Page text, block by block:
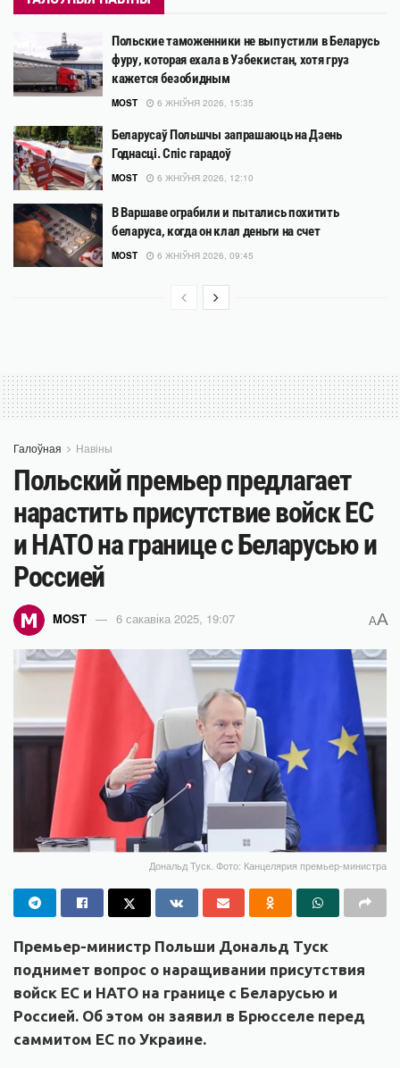
Польские таможенники не выпустили в Беларусь
фуру, которая ехала в Узбекистан, хотя груз
кажется безобидным
MOST 6 ЖНІЎНЯ 2026, 15:35
Беларусаў Польшчы запрашаюць на Дзень
Годнасці. Спіс гарадоў
MOST 6 ЖНІЎНЯ 2026, 12:10
В Варшаве ограбили и пытались похитить
беларуса, когда он клал деньги на счет
MOST 6 ЖНІЎНЯ 2026, 09:45
Галоўная Навіны
Польский премьер предлагает
нарастить присутствие войск ЕС
и НАТО на границе с Беларусью и
Россией
MOST 6 сакавіка 2025, 19:07 AA
Дональд Туск. Фото: Канцелярия премьер-министра
Премьер-министр Польши Дональд Туск
поднимет вопрос о наращивании присутствия
войск ЕС и НАТО на границе с Беларусью и
Россией. Об этом он заявил в Брюсселе перед
саммитом ЕС по Украине.